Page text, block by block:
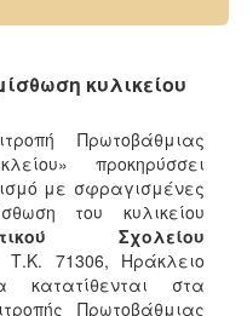
κυλικείου
Πρωτοβάθμιας
προκηρύσσει
με σφραγισμένες
του κυλικείου
Σχολείου
71306, Ηράκλειο
κατατίθενται στα
Πρωτοβάθμιας